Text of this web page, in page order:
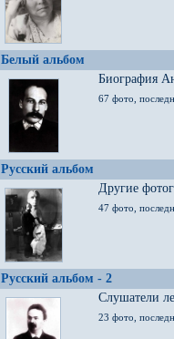
Белый альбом
Биография
67 фото,
Русский альбом
Другие
47 фото,
Русский альбом - 2
Cлушатели
23 фото,